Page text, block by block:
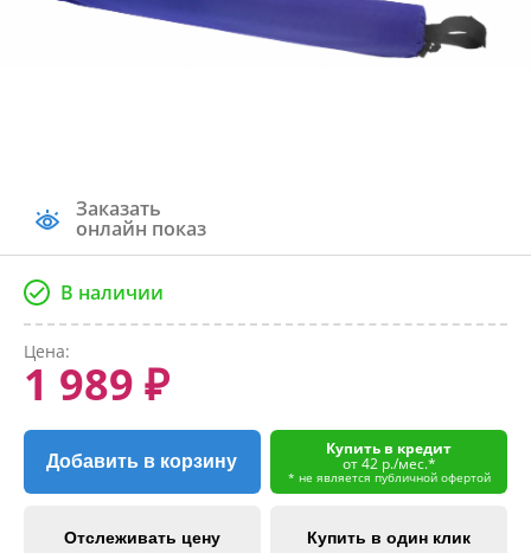
Заказать
онлайн показ
В наличии
Цена:
1 989 ₽
Добавить в корзину
Купить в кредит
от 42 р./мес.*
* не является публичной офертой
Отслеживать цену Купить в один клик